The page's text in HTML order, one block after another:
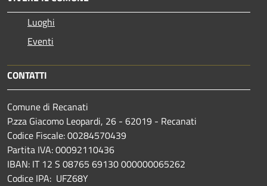
Luoghi
Eventi
CONTATTI
Comune di Recanati
P.zza Giacomo Leopardi, 26 - 62019 - Recanati
Codice Fiscale: 00284570439
Partita IVA: 00092110436
IBAN: IT 12 S 08765 69130 000000065262
Codice IPA: UFZ68Y